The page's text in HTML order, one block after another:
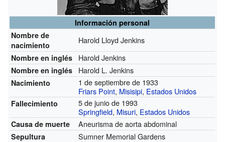
Información personal
Nombre de
nacimiento
Harold Lloyd Jenkins
Nombre en inglés Harold Jenkins
Nombre en inglés Harold L. Jenkins
Nacimiento
1 de septiembre de 1933
Friars Point, Misisipi, Estados Unidos
Fallecimiento
5 de junio de 1993
Springfield, Misuri, Estados Unidos
Causa de muerte Aneurisma de aorta abdominal
Sepultura Sumner Memorial Gardens